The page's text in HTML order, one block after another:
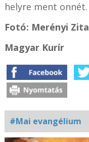
helyre ment onnét.
Fotó: Merényi Zita
Magyar Kurír
#Mai evangélium